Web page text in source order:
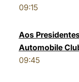
09:15
Aos
Automobile
09:45